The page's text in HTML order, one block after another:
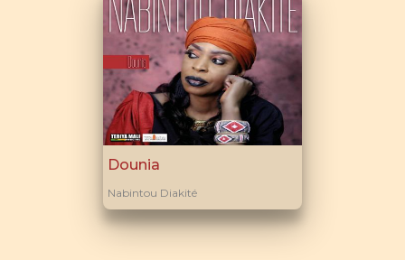
Dounia
Nabintou Diakité